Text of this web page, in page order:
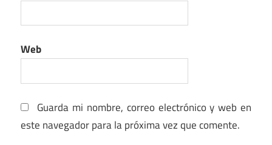
Web
Guarda mi nombre, correo electrónico y web en
este navegador para la próxima vez que comente.